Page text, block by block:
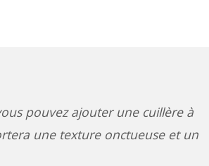
pouvez ajouter une cuillère à
une texture onctueuse et un